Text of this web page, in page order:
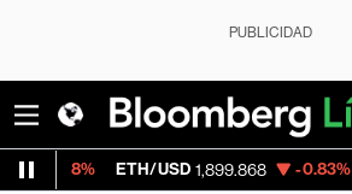
PUBLICIDAD
ETH/USD 1,899.868 -0.83% Visa 368.54